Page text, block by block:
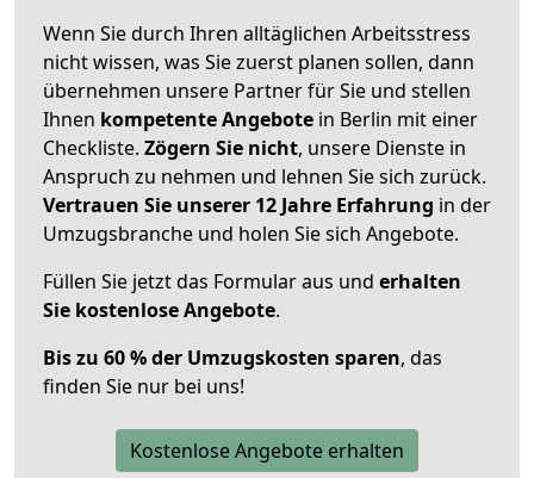
Wenn Sie durch Ihren alltäglichen Arbeitsstress
nicht wissen, was Sie zuerst planen sollen, dann
übernehmen unsere Partner für Sie und stellen
Ihnen kompetente Angebote in Berlin mit einer
Checkliste. Zögern Sie nicht, unsere Dienste in
Anspruch zu nehmen und lehnen Sie sich zurück.
Vertrauen Sie unserer 12 Jahre Erfahrung in der
Umzugsbranche und holen Sie sich Angebote.
Füllen Sie jetzt das Formular aus und erhalten
Sie kostenlose Angebote.
Bis zu 60 % der Umzugskosten sparen, das
finden Sie nur bei uns!
Kostenlose Angebote erhalten